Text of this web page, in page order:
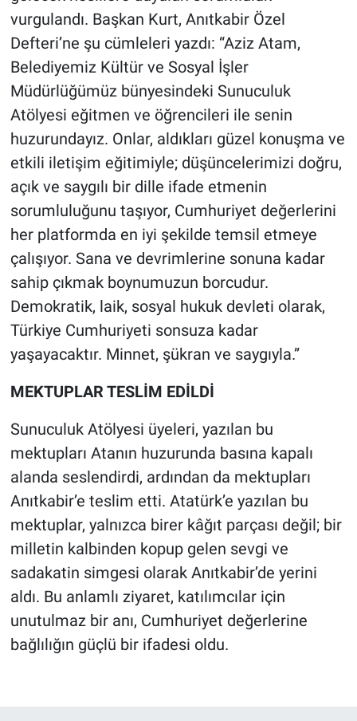
vurgulandı. Başkan Kurt, Anıtkabir Özel
Defteri’ne şu cümleleri yazdı: “Aziz Atam,
Belediyemiz Kültür ve Sosyal İşler
Müdürlüğümüz bünyesindeki Sunuculuk
Atölyesi eğitmen ve öğrencileri ile senin
huzurundayız. Onlar, aldıkları güzel konuşma ve
etkili iletişim eğitimiyle; düşüncelerimizi doğru,
açık ve saygılı bir dille ifade etmenin
sorumluluğunu taşıyor, Cumhuriyet değerlerini
her platformda en iyi şekilde temsil etmeye
çalışıyor. Sana ve devrimlerine sonuna kadar
sahip çıkmak boynumuzun borcudur.
Demokratik, laik, sosyal hukuk devleti olarak,
Türkiye Cumhuriyeti sonsuza kadar
yaşayacaktır. Minnet, şükran ve saygıyla.”
MEKTUPLAR TESLİM EDİLDİ
Sunuculuk Atölyesi üyeleri, yazılan bu
mektupları Atanın huzurunda basına kapalı
alanda seslendirdi, ardından da mektupları
Anıtkabir’e teslim etti. Atatürk’e yazılan bu
mektuplar, yalnızca birer kâğıt parçası değil; bir
milletin kalbinden kopup gelen sevgi ve
sadakatin simgesi olarak Anıtkabir’de yerini
aldı. Bu anlamlı ziyaret, katılımcılar için
unutulmaz bir anı, Cumhuriyet değerlerine
bağlılığın güçlü bir ifadesi oldu.